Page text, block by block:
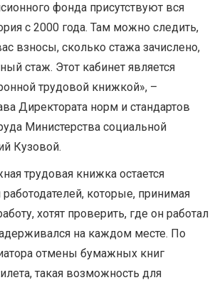
фонда присутствуют вся
с 2000 года. Там можно следить,
взносы, сколько стажа зачислено,
стаж. Этот кабинет является
трудовой книжкой», –
Директората норм и стандартов
Министерства социальной
Кузовой.
трудовая книжка остается
которые, принимая
хотят проверить, где он работал
на каждом месте. По
отмены бумажных книг
такая возможность для